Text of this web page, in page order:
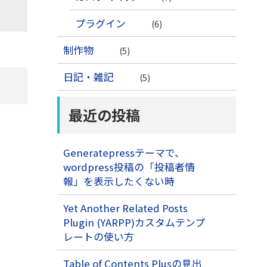
プラグイン (6)
制作物 (5)
日記・雑記 (5)
最近の投稿
Generatepressテーマで、
wordpress投稿の「投稿者情
報」を表示したくない時
Yet Another Related Posts
Plugin (YARPP)カスタムテンプ
レートの使い方
Table of Contents Plusの見出